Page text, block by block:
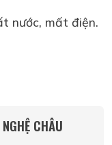
nước, mất điện.
CHÂU